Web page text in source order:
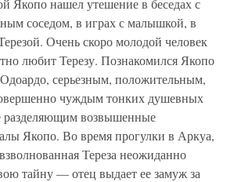
Якопо нашел утешение в беседах с
соседом, в играх с малышкой, в
Очень скоро молодой человек
любит Терезу. Познакомился Якопо
серьезным, положительным,
чуждым тонких душевных
разделяющим возвышенные
Якопо. Во время прогулки в Аркуа,
Тереза неожиданно
тайну — отец выдает ее замуж за